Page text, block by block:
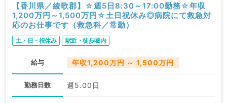
【香川県／綾歌郡】☆週5日8:30～17:00勤務☆年収
1,200万円～1,500万円☆土日祝休み◎病院にて救急対
応のお仕事です（救急科／常勤）
土・日・祝休み 駅近・徒歩圏内
給与 年収1,200万円 ～ 1,500万円
勤務日数 週5.00日